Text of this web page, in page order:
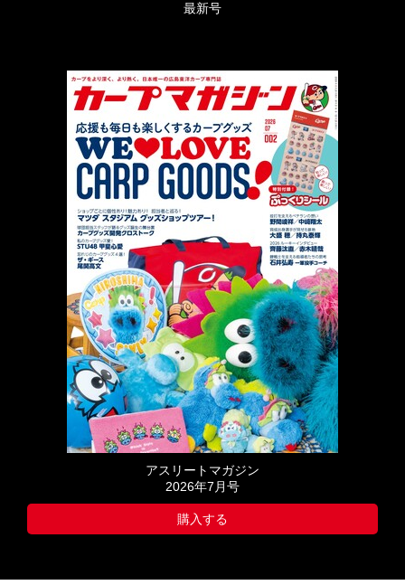
最新号
アスリートマガジン
2026年7月号
購入する